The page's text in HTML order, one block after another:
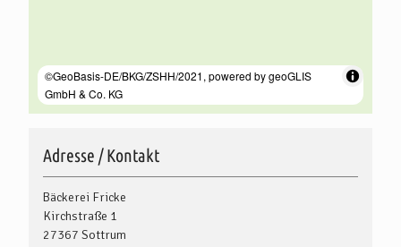
Adresse / Kontakt
Bäckerei Fricke
Kirchstraße 1
27367 Sottrum